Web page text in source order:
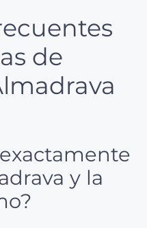
de
y la